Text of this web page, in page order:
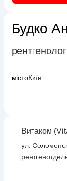
Будко
рентгенолог
містоКиїв
Витаком
ул.